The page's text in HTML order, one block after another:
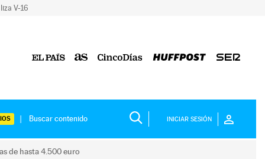
V-16
INICIAR SESIÓN
de hasta 4.500 euro